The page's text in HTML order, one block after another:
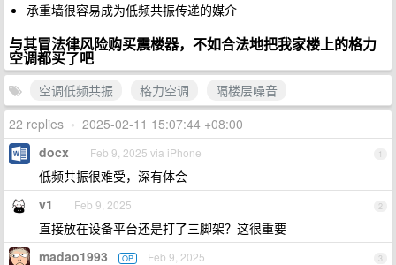
承重墙很容易成为低频共振传递的媒介
与其冒法律风险购买震楼器，不如合法地把我家楼上的格力
空调都买了吧
空调低频共振 格力空调
隔楼层噪音
22 replies • 2025-02-11 15:07:44 +08:00
1
docx Feb 9, 2025 via iPhone
低频共振很难受，深有体会
2
v1 Feb 9, 2025
直接放在设备平台还是打了三脚架？这很重要
3
madao1993 OP Feb 9, 2025